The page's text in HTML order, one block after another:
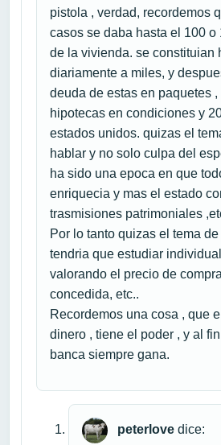
pistola , verdad, recordemos
casos se daba hasta el 100 o
de la vivienda. se constituian
diariamente a miles, y
deuda de estas en paquetes
hipotecas en condiciones y
estados unidos. quizas el
hablar y no solo culpa del
ha sido una epoca en que
enriquecia y mas el estado
trasmisiones patrimoniales
Por lo tanto quizas el tema
tendria que estudiar
valorando el precio de
concedida, etc..
Recordemos una cosa , que
dinero , tiene el poder , y al
banca siempre gana.
peterlove dice: